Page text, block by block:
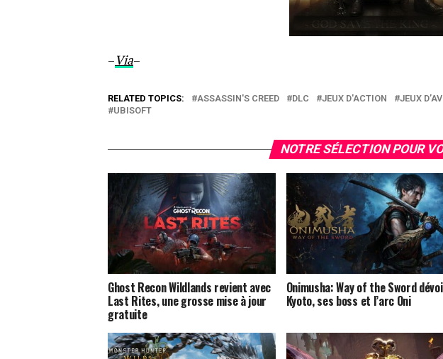
–Via–
RELATED TOPICS: ASSASSIN'S CREED DLC JEUX D'ACTION JEUX
UBISOFT
NOTRE SÉLECTION POUR
Ghost Recon Wildlands revient avec
Last Rites, une grosse mise à jour
gratuite
Onimusha: Way of the Sword
Kyoto, ses boss et l’arc Oni